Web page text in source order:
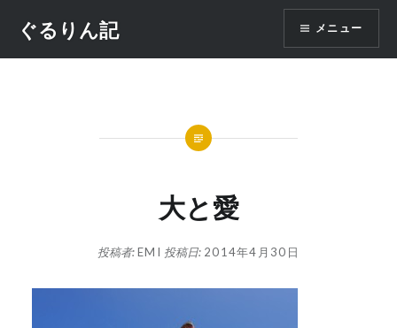
テ
ぐるりん記 メニュー
大と愛
投稿者:EMI 投稿日: 2014年4月30日